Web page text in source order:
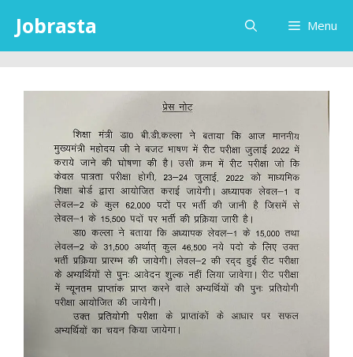
content
Jobrasta Menu